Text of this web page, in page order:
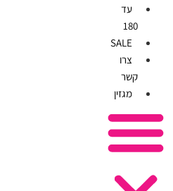
עד
180
SALE
צרו
קשר
מגזין